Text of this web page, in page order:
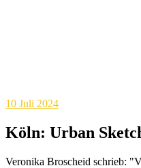
10 Juli 2024
Köln: Urban
Veronika Broscheid schrieb: